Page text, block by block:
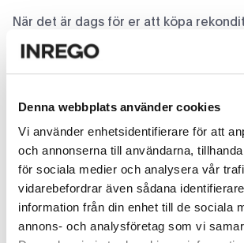
Denna webbplats använder cookies
Vi använder enhetsidentifierare för att
och annonserna till användarna,
för sociala medier och analysera vår
vidarebefordrar även sådana
information från din enhet till de sociala
annons- och analysföretag som vi
När det är dags för er att köpa
vi er att hitta rätt produkter. Söker ni
Kontakta oss så
produkter själva så finner ni
bärbara datorer,mobiltelefoner,
tabletsi vår webbshop.